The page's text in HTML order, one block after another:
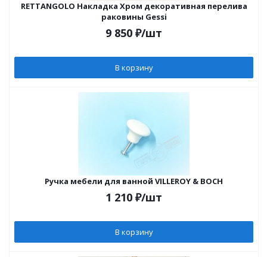
RETTANGOLO Накладка Хром декоративная перелива
раковины Gessi
9 850 ₽/шт
В корзину
Ручка мебели для ванной VILLEROY & BOCH
1 210 ₽/шт
В корзину